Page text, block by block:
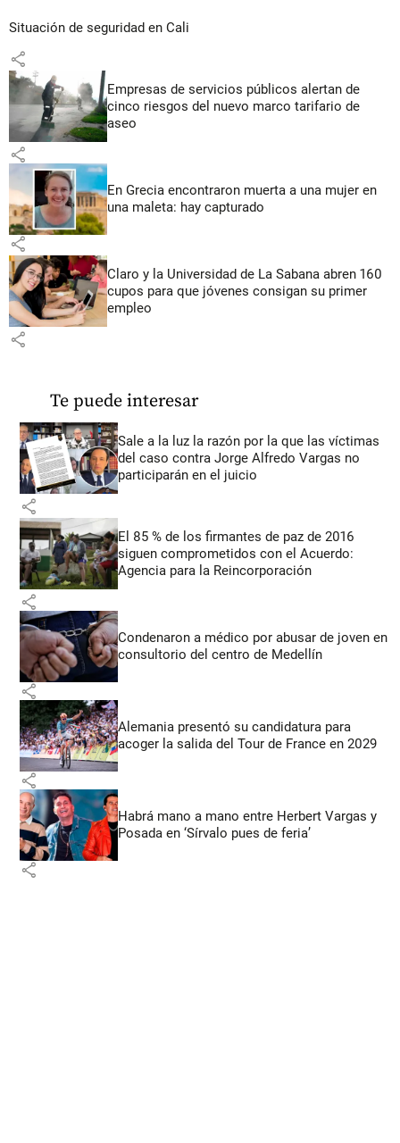
Situación de seguridad en Cali
share
Empresas de servicios públicos alertan de
cinco riesgos del nuevo marco tarifario de
aseo
share
En Grecia encontraron muerta a una mujer en
una maleta: hay capturado
share
Claro y la Universidad de La Sabana abren 160
cupos para que jóvenes consigan su primer
empleo
share
Te puede interesar
Sale a la luz la razón por la que las víctimas
del caso contra Jorge Alfredo Vargas no
participarán en el juicio
share
El 85 % de los firmantes de paz de 2016
siguen comprometidos con el Acuerdo:
Agencia para la Reincorporación
share
Condenaron a médico por abusar de joven en
consultorio del centro de Medellín
share
Alemania presentó su candidatura para
acoger la salida del Tour de France en 2029
share
Habrá mano a mano entre Herbert Vargas y
Posada en ‘Sírvalo pues de feria’
share